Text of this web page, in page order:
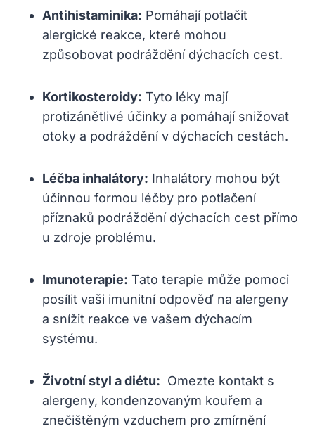
Antihistaminika: Pomáhají potlačit
alergické‌ reakce, ⁤které mohou
způsobovat podráždění dýchacích cest.
Kortikosteroidy: Tyto léky ⁣mají
protizánětlivé účinky a ​pomáhají snižovat
otoky a ⁤podráždění v dýchacích⁢ cestách.
Léčba inhalátory: Inhalátory mohou být
účinnou formou léčby pro potlačení
příznaků podráždění ‌dýchacích cest přímo
u ‌zdroje⁣ problému.
Imunoterapie: Tato terapie může pomoci
posílit⁢ vaši imunitní⁣ odpověď na ⁣alergeny
a snížit ‍reakce ve ⁢vašem dýchacím ​
systému.
Životní styl a diétu: ⁣ Omezte kontakt s⁣
alergeny, kondenzovaným⁣ kouřem a
znečištěným vzduchem pro zmírnění